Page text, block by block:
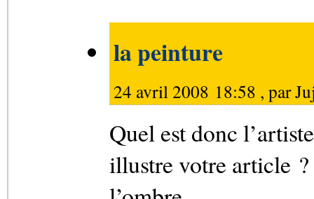
la peinture
24 avril 2008 18:58 , par
Quel est donc
illustre votre article ?